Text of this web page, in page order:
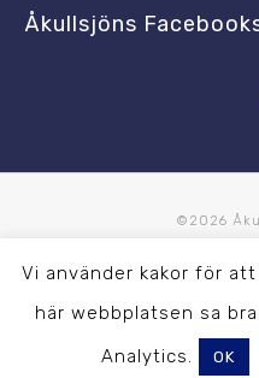
Åkullsjöns
©2026
Vi använder kakor för
här webbplatsen sa
Analytics.
OK